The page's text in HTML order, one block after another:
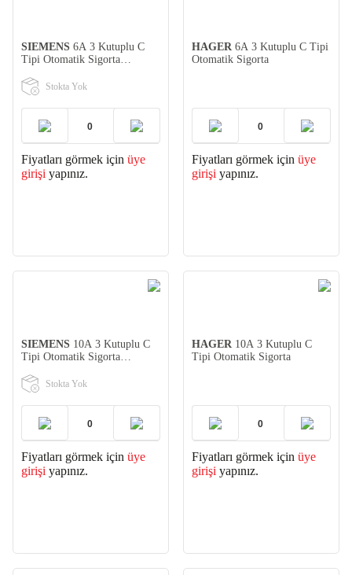
SIEMENS 6A 3 Kutuplu C
Tipi Otomatik Sigorta
Stokta Yok
Fiyatları görmek için üye
girişi yapınız.
HAGER 6A 3 Kutuplu C Tipi
Otomatik Sigorta
Fiyatları görmek için üye
girişi yapınız.
SIEMENS 10A 3 Kutuplu C
Tipi Otomatik Sigorta
Stokta Yok
Fiyatları görmek için üye
girişi yapınız.
HAGER 10A 3 Kutuplu C
Tipi Otomatik Sigorta
Fiyatları görmek için üye
girişi yapınız.